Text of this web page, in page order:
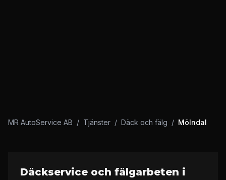
MR AutoService AB / Tjänster / Däck och fälg / Mölndal
Däckservice och fälgarbeten i